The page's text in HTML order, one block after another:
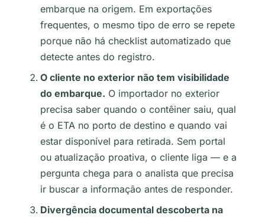
embarque na origem. Em exportações
frequentes, o mesmo tipo de erro se repete
porque não há checklist automatizado que
detecte antes do registro.
O cliente no exterior não tem visibilidade
do embarque. O importador no exterior
precisa saber quando o contêiner saiu, qual
é o ETA no porto de destino e quando vai
estar disponível para retirada. Sem portal
ou atualização proativa, o cliente liga — e a
pergunta chega para o analista que precisa
ir buscar a informação antes de responder.
Divergência documental descoberta na